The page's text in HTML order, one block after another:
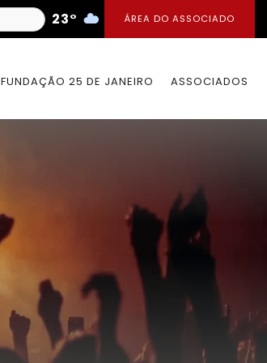
23° ÁREA DO ASSOCIADO
FUNDAÇÃO 25 DE JANEIRO ASSOCIADOS